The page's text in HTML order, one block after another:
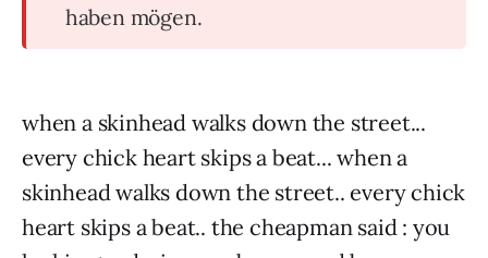
haben mögen.
when a skinhead walks down the street...
every chick heart skips a beat... when a
skinhead walks down the street.. every chick
heart skips a beat.. the cheapman said : you